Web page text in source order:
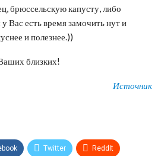
брюссельскую капусту, либо
Вас есть время замочить нут и
и полезнее.))
близких!
Источник
Twitter ReddIt